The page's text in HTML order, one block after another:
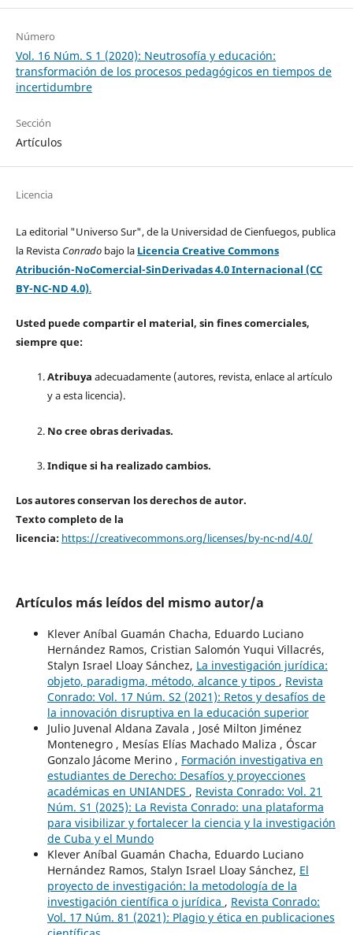
Número
Vol. 16 Núm. S 1 (2020): Neutrosofía y educación:
transformación de los procesos pedagógicos en tiempos de
incertidumbre
Sección
Artículos
Licencia
La editorial "Universo Sur", de la Universidad de Cienfuegos, publica
la Revista Conradobajo la Licencia Creative Commons
Atribución-NoComercial-SinDerivadas 4.0 Internacional (CC
BY-NC-ND 4.0).
Usted puede compartir el material, sin fines comerciales,
siempre que:
Atribuya adecuadamente (autores, revista, enlace al artículo
y a esta licencia).
No cree obras derivadas.
Indique si ha realizado cambios.
Los autores conservan los derechos de autor.
Texto completo de la
licencia: https://creativecommons.org/licenses/by-nc-nd/4.0/
Artículos más leídos del mismo autor/a
Klever Aníbal Guamán Chacha, Eduardo Luciano
Hernández Ramos, Cristian Salomón Yuqui Villacrés,
Stalyn Israel Lloay Sánchez, La investigación jurídica:
objeto, paradigma, método, alcance y tipos , Revista
Conrado: Vol. 17 Núm. S2 (2021): Retos y desafíos de
la innovación disruptiva en la educación superior
Julio Juvenal Aldana Zavala , José Milton Jiménez
Montenegro , Mesías Elías Machado Maliza , Óscar
Gonzalo Jácome Merino , Formación investigativa en
estudiantes de Derecho: Desafíos y proyecciones
académicas en UNIANDES , Revista Conrado: Vol. 21
Núm. S1 (2025): La Revista Conrado: una plataforma
para visibilizar y fortalecer la ciencia y la investigación
de Cuba y el Mundo
Klever Aníbal Guamán Chacha, Eduardo Luciano
Hernández Ramos, Stalyn Israel Lloay Sánchez, El
proyecto de investigación: la metodología de la
investigación científica o jurídica , Revista Conrado:
Vol. 17 Núm. 81 (2021): Plagio y ética en publicaciones